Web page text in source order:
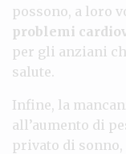
possono, a loro
problemi
per gli anziani
salute.
Infine, la
all’aumento di
privato di